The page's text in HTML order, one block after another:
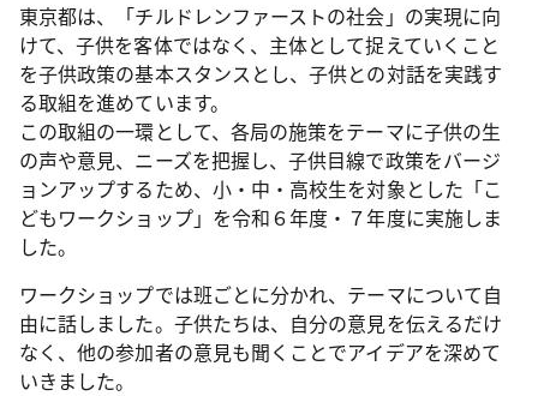
東京都は、「チルドレンファーストの社会」の実現に向
けて、子供を客体ではなく、主体として捉えていくこと
を子供政策の基本スタンスとし、子供との対話を実践す
る取組を進めています。
この取組の一環として、各局の施策をテーマに子供の生
の声や意見、ニーズを把握し、子供目線で政策をバージ
ョンアップするため、小・中・高校生を対象とした「こ
どもワークショップ」を令和６年度・７年度に実施しま
した。
ワークショップでは班ごとに分かれ、テーマについて自
由に話しました。子供たちは、自分の意見を伝えるだけ
なく、他の参加者の意見も聞くことでアイデアを深めて
いきました。